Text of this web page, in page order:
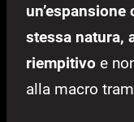
stessa natura,
riempitivo e
alla macro